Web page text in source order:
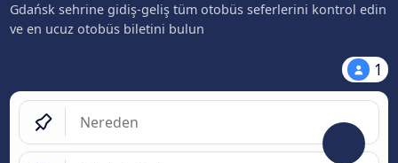
Gdańsk sehrine gidiş-geliş tüm otobüs seferlerini kontrol edin
ve en ucuz otobüs biletini bulun
1